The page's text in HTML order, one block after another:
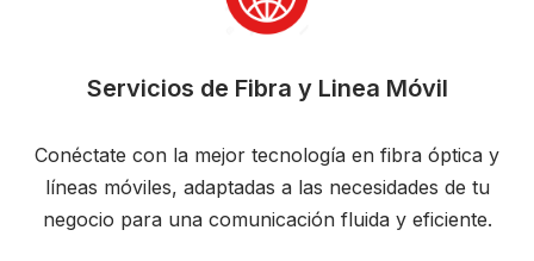
Servicios de Fibra y Linea Móvil
Conéctate con la mejor tecnología en fibra óptica y
líneas móviles, adaptadas a las necesidades de tu
negocio para una comunicación fluida y eficiente.